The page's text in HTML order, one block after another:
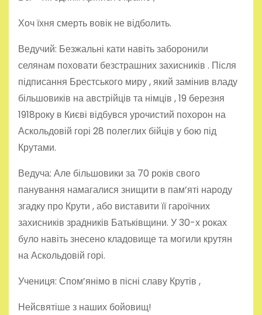
Хоч їхня смерть вовік не відболить.
Ведучий: Безжальні кати навіть заборонили
селянам поховати безстрашних захисників . Після
підписання Брестського миру , який замінив владу
більшовиків на австрійців та німців , 19 березня
1918року в Києві відбувся урочистий похорон на
Аскольдовій горі 28 полеглих бійців у бою під
Крутами.
Ведуча: Але більшовики за 70 років свого
панування намагалися знищити в пам’яті народу
згадку про Крути , або виставити її гароїчних
захисників зрадників Батьківщини. У 30-х роках
було навіть знесено кладовище та могили крутян
на Аскольдовій горі.
Учениця: Спом’янімо в пісні славу Крутів ,
Нейсвятіше з наших бойовищ!